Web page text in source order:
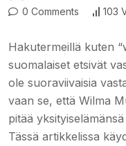
0 Comments
103
Hakutermeillä kuten
suomalaiset etsivät
ole suoraviivaisia
vaan se, että Wilma
pitää
Tässä artikkelissa